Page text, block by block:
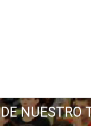
NUESTRO